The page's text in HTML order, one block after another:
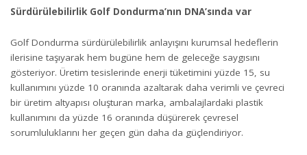
Sürdürülebilirlik Golf Dondurma’nın DNA’sında var
Golf Dondurma sürdürülebilirlik anlayışını kurumsal hedeflerin
ilerisine taşıyarak hem bugüne hem de geleceğe saygısını
gösteriyor. Üretim tesislerinde enerji tüketimini yüzde 15, su
kullanımını yüzde 10 oranında azaltarak daha verimli ve çevreci
bir üretim altyapısı oluşturan marka, ambalajlardaki plastik
kullanımını da yüzde 16 oranında düşürerek çevresel
sorumluluklarını her geçen gün daha da güçlendiriyor.